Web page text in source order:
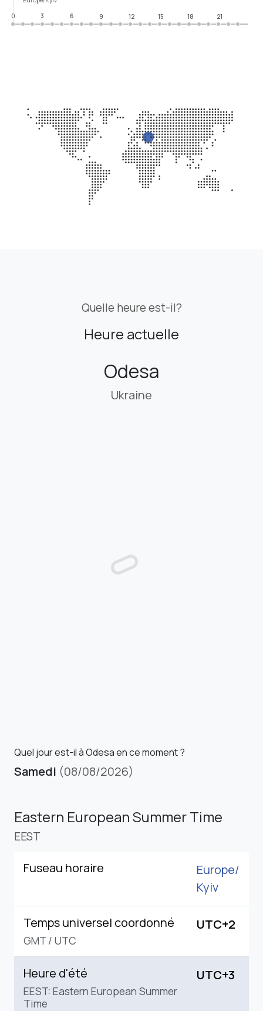
0
3 6 9 12 15 18 21
Quelle heure est-il?
Heure actuelle
Odesa
Ukraine
Quel jour est-il à Odesa en ce moment ?
Samedi (08/08/2026)
Eastern European Summer Time
EEST
Fuseau horaire
Europe/
Kyiv
Temps universel coordonné
GMT / UTC
UTC+2
Heure d'été
EEST: Eastern European Summer
Time
UTC+3